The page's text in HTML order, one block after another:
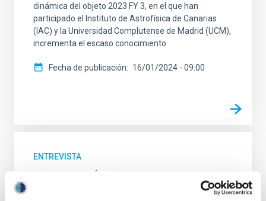
dinámica del objeto 2023 FY 3, en el que han
participado el Instituto de Astrofísica de Canarias
(IAC) y la Universidad Complutense de Madrid (UCM),
incrementa el escaso conocimiento
Fecha de publicación 16/01/2024 - 09:00
ENTREVISTA
JULIA DE LEÓN: “Conocemos muy bien la
órbita de más del 90% de los asteroides